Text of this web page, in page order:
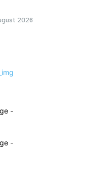
2026
-
-